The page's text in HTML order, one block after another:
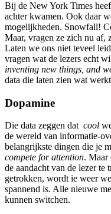
Bij de New York Times
achter kwamen. Ook daar
mogelijkheden. Snowfall!
Maar, vragen ze zich nu af,
Laten we ons niet teveel
vragen wat de lezers echt
inventing new things, and
data die laten zien wat
Dopamine
Die data zeggen dat cool
de wereld van informatie-
belangrijkste dingen die je
compete for attention. Maar
de aandacht van de lezer te
getrokken, wordt ie weer
spannend is. Alle nieuwe
kunnen switchen.